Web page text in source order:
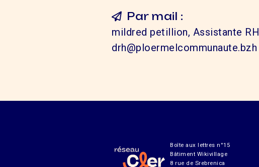
Par mail :
mildred petillion, Assistante RH
drh@ploermelcommunaute.bzh
Boîte aux lettres n°15
Bâtiment Wikivillage
8 rue de Srebrenica